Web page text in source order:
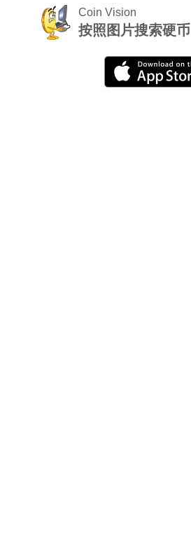
Coin Vision
按照图片搜索硬币